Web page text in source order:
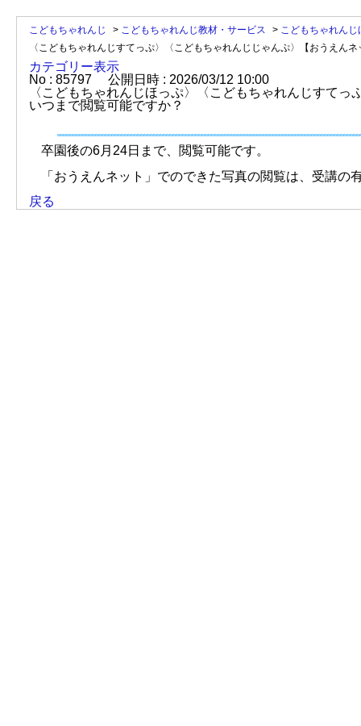
こどもちゃれんじ > こどもちゃれんじ教材・サービス > こどもちゃれん
〈こどもちゃれんじすてっぷ〉〈こどもちゃれんじじゃんぷ〉【おうえん
カテゴリー表示
No : 85797
公開日時 : 2026/03/12 10:00
〈こどもちゃれんじほっぷ〉〈こどもちゃれんじすて
いつまで閲覧可能ですか？
卒園後の6月24日まで、閲覧可能です。
「おうえんネット」でのできた写真の閲覧は、受講
戻る